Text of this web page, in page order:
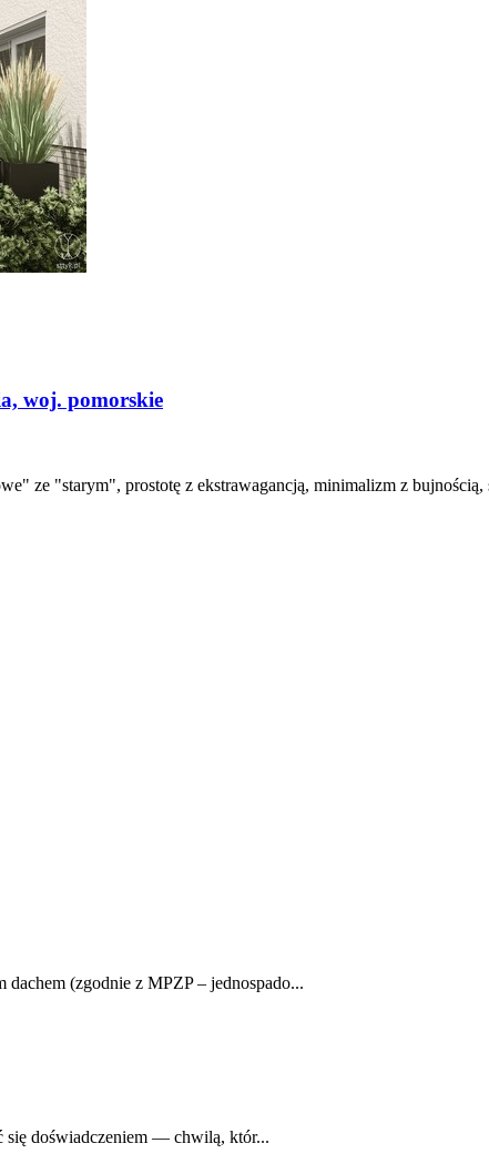
woj. pomorskie
ze "starym", prostotę z ekstrawagancją, minimalizm z
(zgodnie z MPZP – jednospado...
się doświadczeniem — chwilą, któr...